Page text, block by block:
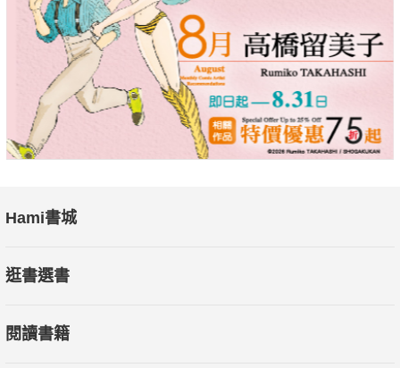
繼口碑好評的《登一座人文的山》後，愛山、親山，也讀山、寫
山，時常發表精闢文章針砭時政、評論登山議題的「城市山人」
董威言，睽違三年再推出以公民身分行腳山林的最新圖文力作，
獻給所有熱愛山林的戶外人。
這是一本城市人的登山經歷精選輯，但他眼睛看的不只是山，還
有形形色色的人與故事。從永遠奪去父親的一場山難、第一座百
岳的感動、目睹各種山林現象的反思，到經典的高山縱走、自立
如何從遙遠陌生的地方，逐漸成為一個人成長的試煉之地，甚至
與實現、有重新認識台灣歷史的震撼與反思，還帶領讀者審視諸
的分析與主張。內容雖然橫跨許多不同的山區與路線，探討的議
Hami書城
逛書選書
閱讀書籍